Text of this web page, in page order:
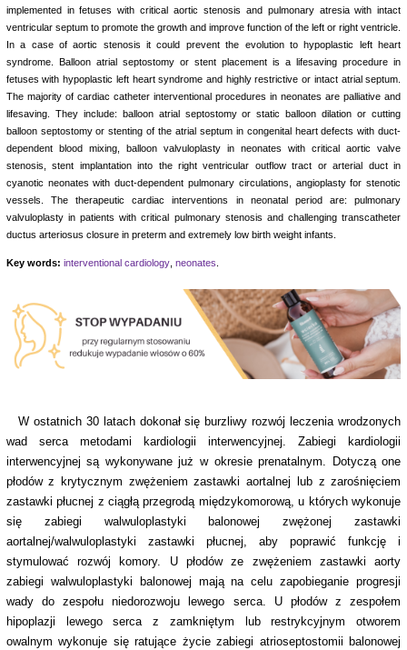
implemented in fetuses with critical aortic stenosis and pulmonary atresia with intact
ventricular septum to promote the growth and improve function of the left or right ventricle.
In a case of aortic stenosis it could prevent the evolution to hypoplastic left heart
syndrome. Balloon atrial septostomy or stent placement is a lifesaving procedure in
fetuses with hypoplastic left heart syndrome and highly restrictive or intact atrial septum.
The majority of cardiac catheter interventional procedures in neonates are palliative and
lifesaving. They include: balloon atrial septostomy or static balloon dilation or cutting
balloon septostomy or stenting of the atrial septum in congenital heart defects with duct-
dependent blood mixing, balloon valvuloplasty in neonates with critical aortic valve
stenosis, stent implantation into the right ventricular outflow tract or arterial duct in
cyanotic neonates with duct-dependent pulmonary circulations, angioplasty for stenotic
vessels. The therapeutic cardiac interventions in neonatal period are: pulmonary
valvuloplasty in patients with critical pulmonary stenosis and challenging transcatheter
ductus arteriosus closure in preterm and extremely low birth weight infants.
Key words: interventional cardiology, neonates.
W ostatnich 30 latach dokonał się burzliwy rozwój leczenia wrodzonych
wad serca metodami kardiologii interwencyjnej. Zabiegi kardiologii
interwencyjnej są wykonywane już w okresie prenatalnym. Dotyczą one
płodów z krytycznym zwężeniem zastawki aortalnej lub z zarośnięciem
zastawki płucnej z ciągłą przegrodą międzykomorową, u których wykonuje
się zabiegi walwuloplastyki balonowej zwężonej zastawki
aortalnej/walwuloplastyki zastawki płucnej, aby poprawić funkcję i
stymulować rozwój komory. U płodów ze zwężeniem zastawki aorty
zabiegi walwuloplastyki balonowej mają na celu zapobieganie progresji
wady do zespołu niedorozwoju lewego serca. U płodów z zespołem
hipoplazji lewego serca z zamkniętym lub restrykcyjnym otworem
owalnym wykonuje się ratujące życie zabiegi atrioseptostomii balonowej